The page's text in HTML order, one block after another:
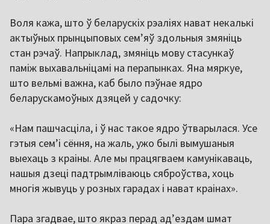
Воля кажа, што ў беларускіх рэаліях нават некалькі
актыўных прынцыповых сем’яў здольныя змяніць
стан рэчаў. Напрыклад, змяніць мову стасункаў
паміж выхавальніцамі на перапынках. Яна мяркуе,
што вельмі важна, каб было пэўнае ядро
беларускамоўных дзяцей у садочку:
«Нам пашчасціла, і ў нас такое ядро ўтварылася. Усе
гэтыя сем’і сёння, на жаль, ужо былі вымушаныя
выехаць з краіны. Але мы працягваем камунікаваць,
нашыя дзеці падтрымліваюць сяброўства, хоць
многія жывуць у розных гарадах і нават краінах».
Пара згадвае, што якраз перад ад’ездам шмат